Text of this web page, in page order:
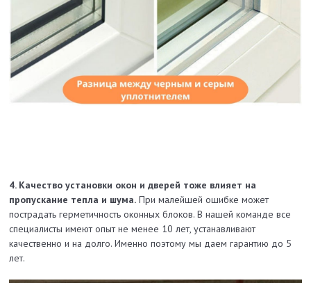
4. Качество установки окон и дверей тоже влияет на
пропускание тепла и шума. При малейшей ошибке может
пострадать герметичность оконных блоков. В нашей команде все
специалисты имеют опыт не менее 10 лет, устанавливают
качественно и на долго. Именно поэтому мы даем гарантию до 5
лет.